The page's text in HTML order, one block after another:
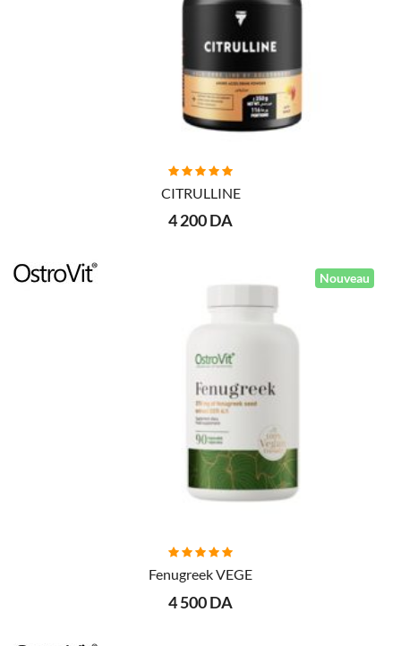
AJOUTER AU PANIER
CITRULLINE
4 200 DA
Nouveau
AJOUTER AU PANIER
Fenugreek VEGE
4 500 DA